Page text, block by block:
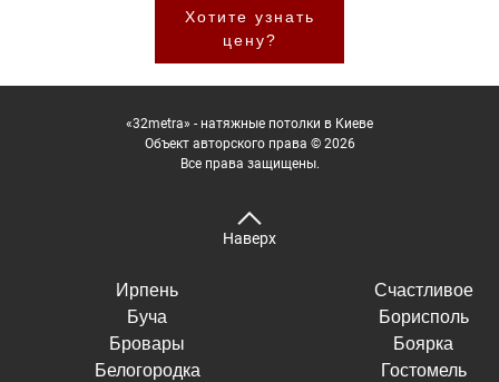
Хотите узнать
цену?
«32metra» - натяжные потолки в Киеве
Объект авторского права © 2026
Все права защищены.
Наверх
Ирпень
Буча
Бровары
Белогородка
Счастливое
Борисполь
Боярка
Гостомель